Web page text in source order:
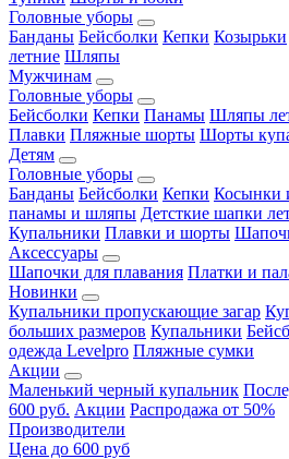
Головные уборы
Банданы Бейсболки Кепки Козырьки
летние Шляпы
Мужчинам
Головные уборы
Бейсболки Кепки Панамы Шляпы
Плавки Пляжные шорты Шорты
Детям
Головные уборы
Банданы Бейсболки Кепки Косынки
панамы и шляпы Детсткие шапки
Купальники Плавки и шорты
Аксессуары
Шапочки для плавания Платки и
Новинки
Купальники пропускающие загар
больших размеров Купальники
одежда Levelpro Пляжные сумки
Акции
Маленький черный купальник
600 руб. Акции Распродажа от 50%
Производители
Цена до 600 руб